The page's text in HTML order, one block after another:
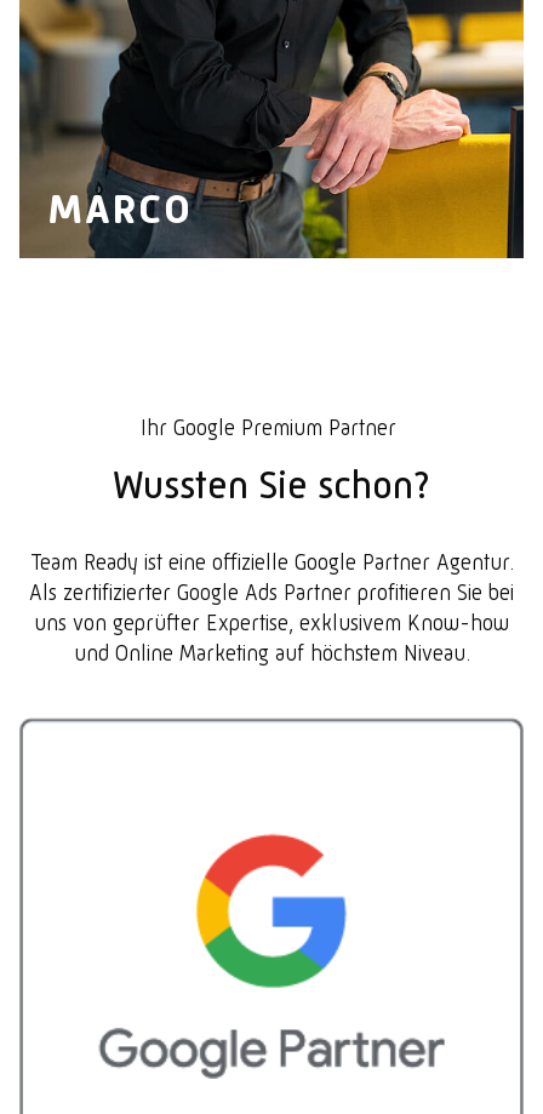
MARCO
Ihr Google Premium Partner
Wussten Sie schon?
Team Ready ist eine offizielle Google Partner Agentur.
Als zertifizierter Google Ads Partner profitieren Sie bei
uns von geprüfter Expertise, exklusivem Know-how
und Online Marketing auf höchstem Niveau.